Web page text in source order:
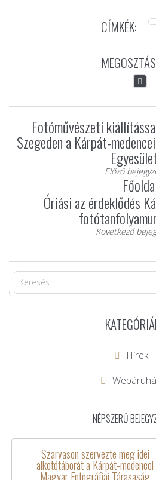
CÍMKÉK:
Fotóművészeti
Szegeden a Kárpát-
Előző
Óriási az érdeklődés
Következő
Hírek
NÉPSZERŰ
Szarvason szervezte meg idei
alkotótáborát a Kárpát-medencei
Magyar Fotográfiai Tárasaság